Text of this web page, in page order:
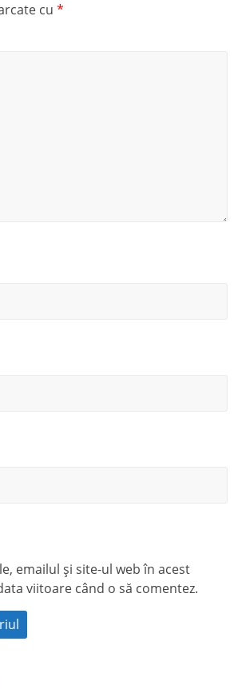
cu*
emailul și site-ul web în acest
viitoare când o să comentez.